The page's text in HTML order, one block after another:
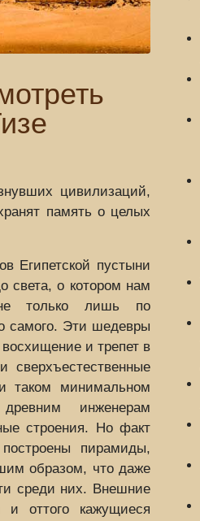
цивилизаций,
память о целых
Египетской пустыни
света, о котором нам
не только лишь по
самого. Эти шедевры
и трепет в
сверхъестественные
таком минимальном
инженерам
строения. Но факт
пирамиды,
образом, что даже
среди них. Внешние
и оттого кажущиеся